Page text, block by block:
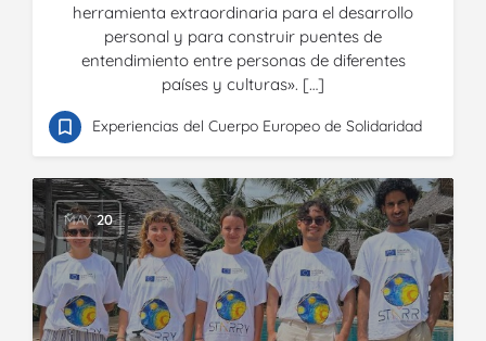
herramienta extraordinaria para el desarrollo
personal y para construir puentes de
entendimiento entre personas de diferentes
países y culturas». […]
Experiencias del Cuerpo Europeo de Solidaridad
MAY 20